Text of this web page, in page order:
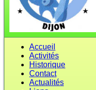
Accueil
Activités
Historique
Contact
Actualités